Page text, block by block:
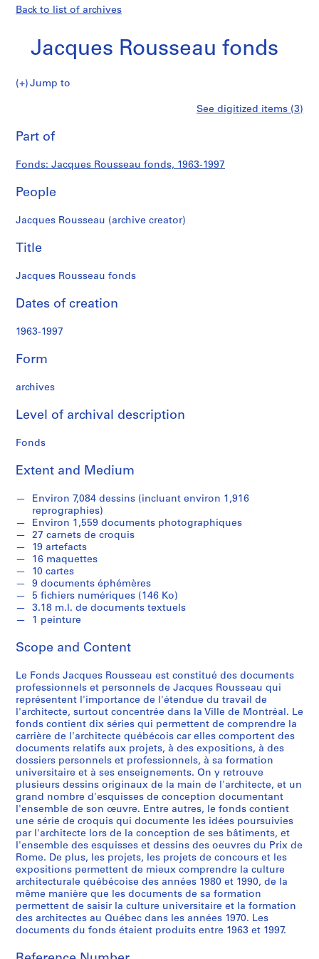
Back to list of archives
Jacques Rousseau fonds
Jacques
Jump to
i
s
:
a
n
t
e
r
q
u
s
1
8
-
1
9
9
7
AP066.S1
S
e
i
s
:
P
r
o
j
e
t
s
e
t
r
é
a
l
i
s
a
t
Rousseau
fonds
See digitized items (3)
Part of
Fonds: Jacques Rousseau fonds, 1963-1997
People
Jacques Rousseau (archive creator)
Title
Jacques Rousseau fonds
Dates of creation
1963-1997
Form
archives
Level of archival description
Fonds
Extent and Medium
Environ 7,084 dessins (incluant environ 1,916
reprographies)
Environ 1,559 documents photographiques
27 carnets de croquis
19 artefacts
16 maquettes
10 cartes
9 documents éphémères
5 fichiers numériques (146 Ko)
3.18 m.l. de documents textuels
1 peinture
Scope and Content
Le Fonds Jacques Rousseau est constitué des documents
professionnels et personnels de Jacques Rousseau qui
représentent l'importance de l'étendue du travail de
l'architecte, surtout concentrée dans la Ville de Montréal. Le
fonds contient dix séries qui permettent de comprendre la
carrière de l'architecte québécois car elles comportent des
documents relatifs aux projets, à des expositions, à des
dossiers personnels et professionnels, à sa formation
universitaire et à ses enseignements. On y retrouve
plusieurs dessins originaux de la main de l'architecte, et un
grand nombre d'esquisses de conception documentant
l'ensemble de son œuvre. Entre autres, le fonds contient
une série de croquis qui documente les idées poursuivies
par l'architecte lors de la conception de ses bâtiments, et
l'ensemble des esquisses et dessins des oeuvres du Prix de
Rome. De plus, les projets, les projets de concours et les
expositions permettent de mieux comprendre la culture
architecturale québécoise des années 1980 et 1990, de la
même manière que les documents de sa formation
permettent de saisir la culture universitaire et la formation
des architectes au Québec dans les années 1970. Les
documents du fonds étaient produits entre 1963 et 1997.